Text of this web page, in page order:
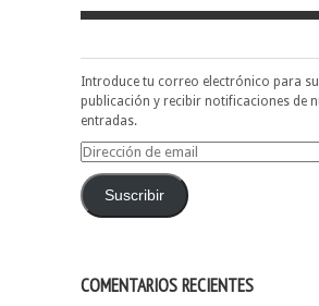
Introduce tu correo electrónico para
publicación y recibir notificaciones de
entradas.
Dirección
emailSuscribir
COMENTARIOS RECIENTES